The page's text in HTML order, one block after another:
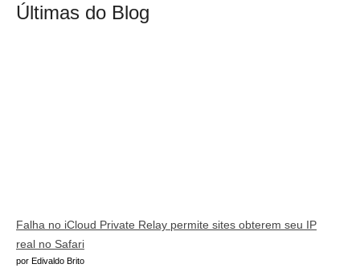
Últimas do Blog
Falha no iCloud Private Relay permite sites obterem seu IP
real no Safari
por Edivaldo Brito